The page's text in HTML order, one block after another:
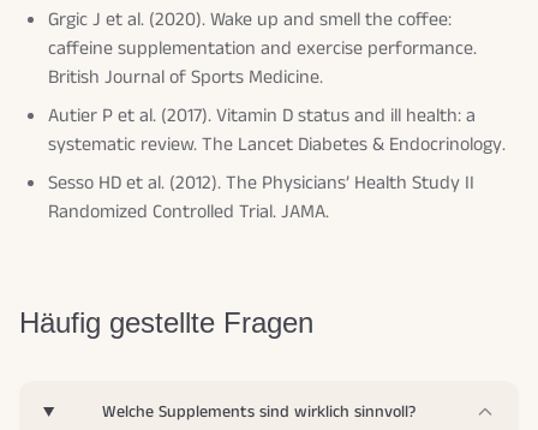
Grgic J et al. (2020). Wake up and smell the coffee:
caffeine supplementation and exercise performance.
British Journal of Sports Medicine.
Autier P et al. (2017). Vitamin D status and ill health: a
systematic review.The Lancet Diabetes & Endocrinology.
Sesso HD et al. (2012). The Physicians’ Health Study II
Randomized Controlled Trial.JAMA.
Häufig gestellte Fragen
Welche Supplements sind wirklich sinnvoll?